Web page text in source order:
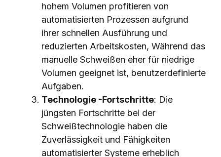
hohem Volumen profitieren von
automatisierten Prozessen aufgrund
ihrer schnellen Ausführung und
reduzierten Arbeitskosten, Während das
manuelle Schweißen eher für niedrige
Volumen geeignet ist, benutzerdefinierte
Aufgaben.
Technologie -Fortschritte: Die
jüngsten Fortschritte bei der
Schweißtechnologie haben die
Zuverlässigkeit und Fähigkeiten
automatisierter Systeme erheblich